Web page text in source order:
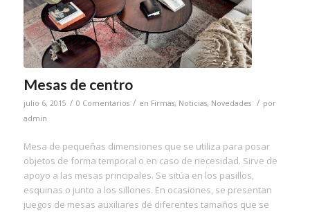
Mesas de centro
julio 6, 2015 / 0 Comentarios / en Firmas, Noticias, Novedades / por
admin
Mesa de pequeñas dimensiones que se utiliza para posar
objetos de forma temporal o en caso de necesidad. Sirve de
apoyo a las mesas principales. Se sitúa en los pasillos,
esquinas o junto a los sillones. En ocasiones, se presentan
juegos de mesas auxiliares de diferentes tamaños que se